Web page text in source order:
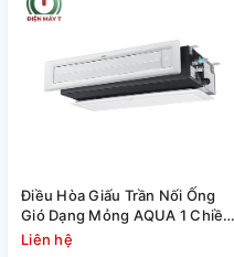
Điều Hòa Giấu Trần Nối Ống
Gió Dạng Mỏng AQUA 1 Chiều
Inverter 25.000 BTU
Liên hệ